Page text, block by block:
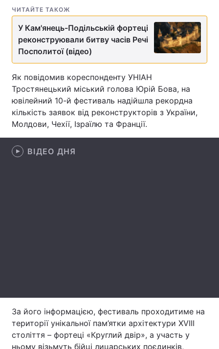
Техно і зв'язок
Зброя Інциденти
Здоров'я
Цікавинки Погода
Екологія Регіони
Лонгріди
Відео з Youtube
Тема оформлення
ЧИТАЙТЕ ТАКОЖ
У Кам'янець-Подільській фортеці
реконструювали битву часів Речі
Посполитої (відео)
Як повідомив кореспонденту УНІАН
Тростянецький міський голова Юрій Бова, на
ювілейний 10-й фестиваль надійшла рекордна
кількість заявок від реконструкторів з України,
Молдови, Чехії, Ізраїлю та Франції.
ВІДЕО ДНЯ
За його інформацією, фестиваль проходитиме на
території унікальної пам’ятки архітектури XVIII
століття – фортеці «Круглий двір», а участь у
ньому візьмуть бійці лицарських поєдинків,